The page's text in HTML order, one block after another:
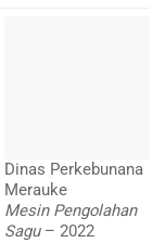
Dinas Perkebunana
Merauke
Mesin Pengolahan
Sagu – 2022